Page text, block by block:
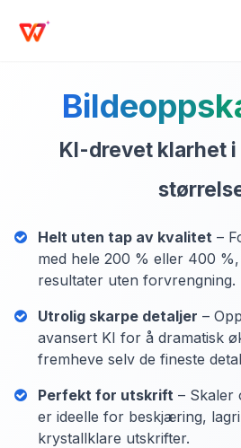
KI-drevet klarhet
Helt uten tap av kvalitet –
med hele 200 % eller 400
resultater uten forvrengning.
Utrolig skarpe detaljer –
avansert KI for å dramatisk
fremheve selv de fineste
Perfekt for utskrift – Skaler
er ideelle for beskjæring,
krystallklare utskrifter.